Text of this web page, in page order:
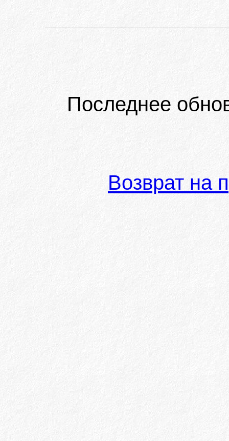
Последнее
Возврат на